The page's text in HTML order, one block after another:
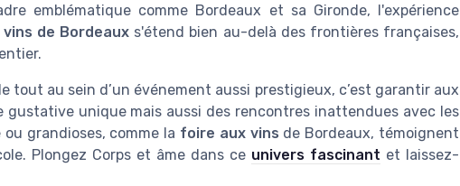
emblématique comme Bordeaux et sa Gironde, l'expérience
vins de Bordeaux s'étend bien au-delà des frontières françaises,
tout au sein d’un événement aussi prestigieux, c’est garantir aux
unique mais aussi des rencontres inattendues avec les
grandioses, comme la foire aux vins de Bordeaux, témoignent
Plongez Corps et âme dans ce univers fascinant et laissez-